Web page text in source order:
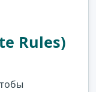
Rules)